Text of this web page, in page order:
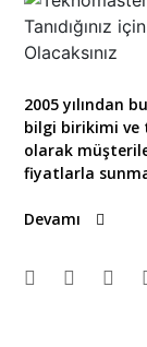
2005 yılından
bilgi birikimi ve
olarak
fiyatlarla
Devamı